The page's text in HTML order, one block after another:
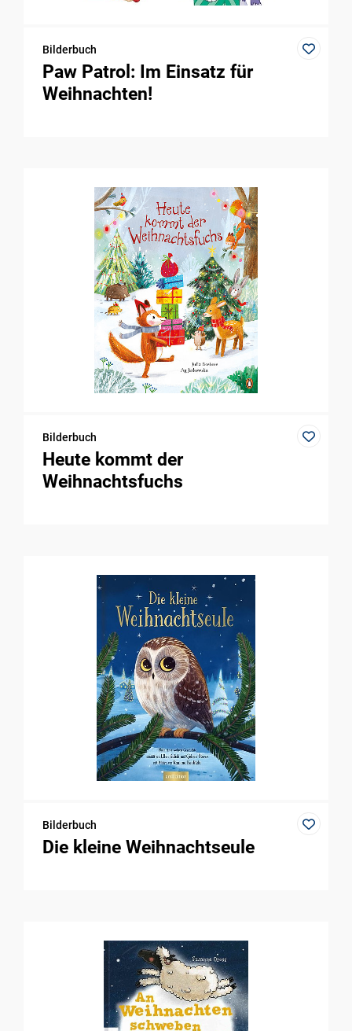
Bilderbuch
Paw Patrol: Im Einsatz für
Weihnachten!
Bilderbuch
Heute kommt der
Weihnachtsfuchs
Bilderbuch
Die kleine Weihnachtseule